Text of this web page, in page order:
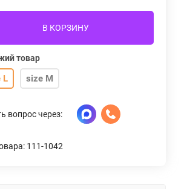
В КОРЗИНУ
товар
L size M
вопрос через:
111-1042